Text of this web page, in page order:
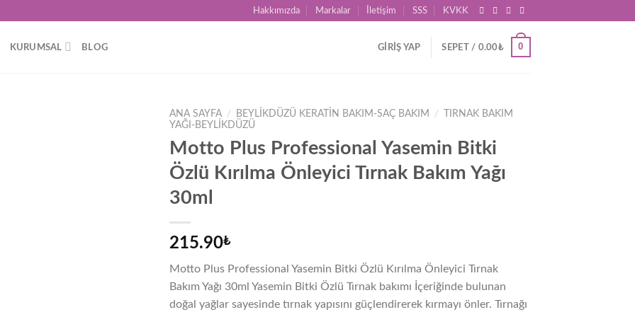
Hakkımızda Markalar İletişim SSS KVKK
KURUMSAL BLOG GIRIŞ YAP SEPET / 0.00₺ 0
ANA SAYFA / BEYLIKDÜZÜ KERATIN BAKIM-SAÇ BAKIM /
TIRNAK BAKIM
YAĞI-BEYLIKDÜZÜ
Motto Plus Professional Yasemin Bitki
Özlü Kırılma Önleyici Tırnak Bakım Yağı
30ml
215.90₺
Motto Plus Professional Yasemin Bitki Özlü Kırılma Önleyici Tırnak
Bakım Yağı 30ml Yasemin Bitki Özlü Tırnak bakımı İçeriğinde bulunan
doğal yağlar sayesinde tırnak yapısını güçlendirerek kırmayı önler. Tırnağı